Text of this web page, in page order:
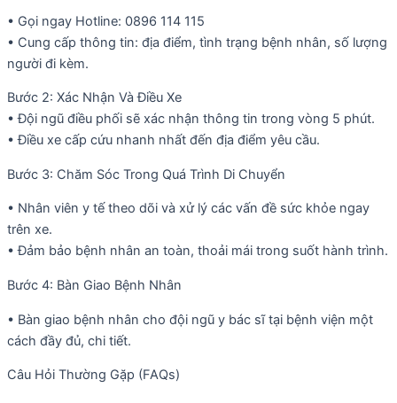
• Gọi ngay Hotline: 0896 114 115
• Cung cấp thông tin: địa điểm, tình trạng bệnh nhân, số lượng
người đi kèm.
Bước 2: Xác Nhận Và Điều Xe
• Đội ngũ điều phối sẽ xác nhận thông tin trong vòng 5 phút.
• Điều xe cấp cứu nhanh nhất đến địa điểm yêu cầu.
Bước 3: Chăm Sóc Trong Quá Trình Di Chuyển
• Nhân viên y tế theo dõi và xử lý các vấn đề sức khỏe ngay
trên xe.
• Đảm bảo bệnh nhân an toàn, thoải mái trong suốt hành trình.
Bước 4: Bàn Giao Bệnh Nhân
• Bàn giao bệnh nhân cho đội ngũ y bác sĩ tại bệnh viện một
cách đầy đủ, chi tiết.
Câu Hỏi Thường Gặp (FAQs)